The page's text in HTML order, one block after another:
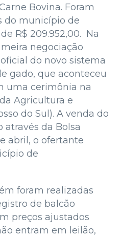
Bovina. Foram
do município de
R$ 209.952,00. Na
negociação
do novo sistema
gado, que aconteceu
uma cerimônia na
Agricultura e
do Sul). A venda do
da Bolsa
abril, o ofertante
de
foram realizadas
de balcão
preços ajustados
entram em leilão,